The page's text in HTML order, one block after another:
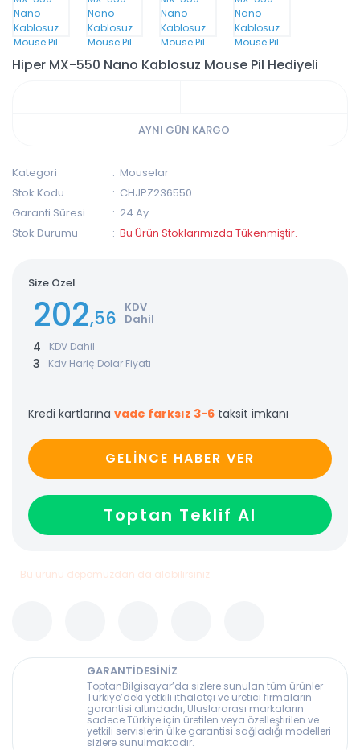
Hiper MX-550 Nano Kablosuz Mouse Pil Hediyeli
AYNI GÜN KARGO
Kategori
Mouselar
Stok Kodu
CHJPZ236550
Garanti Süresi
24 Ay
Stok Durumu
Bu Ürün Stoklarımızda Tükenmiştir.
Size Özel
202,56 KDV
Dahil
4 KDV Dahil
3 Kdv Hariç Dolar Fiyatı
Kredi kartlarına vade farksız 3-6 taksit imkanı
GELİNCE HABER VER
Toptan Teklif Al
Bu ürünü depomuzdan da alabilirsiniz
GARANTİDESİNİZ
ToptanBilgisayar’da sizlere sunulan tüm ürünler
Türkiye’deki yetkili ithalatçı ve üretici firmaların
garantisi altındadır, Uluslararası markaların
sadece Türkiye için üretilen veya özelleştirilen ve
yetkili servislerin ülke garantisi sağladığı modelleri
sizlere sunulmaktadır.